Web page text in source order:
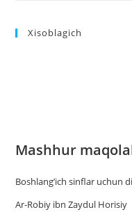
Xisoblagich
Mashhur
Boshlang’ich sinflar uchun
Ar-Robiy ibn Zaydul Horisiy